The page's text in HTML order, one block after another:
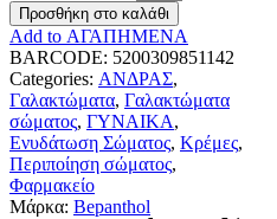
Προσθήκη στο καλάθι
Add to ΑΓΑΠΗΜΕΝΑ
BARCODE: 5200309851142
Categories: ΑΝΔΡΑΣ,
Γαλακτώματα, Γαλακτώματα
σώματος, ΓΥΝΑΙΚΑ,
Ενυδάτωση Σώματος, Κρέμες,
Περιποίηση σώματος,
Φαρμακείο
Μάρκα: Bepanthol